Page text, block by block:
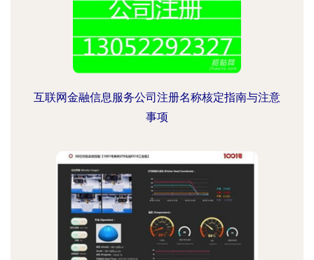
互联网金融信息服务公司注册名称核定指南与注意
事项